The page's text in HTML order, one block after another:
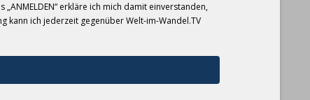
erkläre ich mich damit einverstanden,
kann ich jederzeit gegenüber Welt-im-Wandel.TV